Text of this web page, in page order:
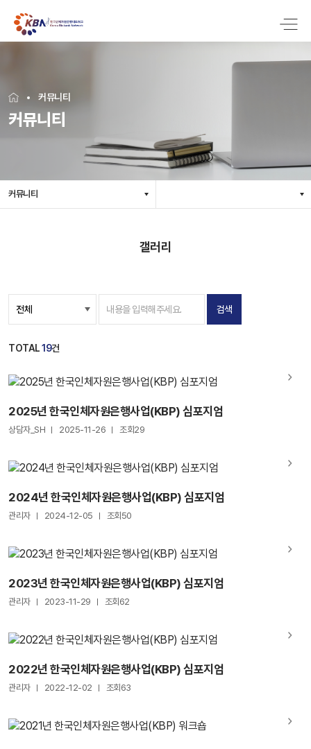
커뮤니티
커뮤니티
커뮤니티
갤러리
검색
TOTAL19건
2025년 한국인체자원은행사업(KBP) 심포지엄
상담자_SH 2025-11-26 조회29
2024년 한국인체자원은행사업(KBP) 심포지엄
관리자 2024-12-05 조회50
2023년 한국인체자원은행사업(KBP) 심포지엄
관리자 2023-11-29 조회62
2022년 한국인체자원은행사업(KBP) 심포지엄
관리자 2022-12-02 조회63